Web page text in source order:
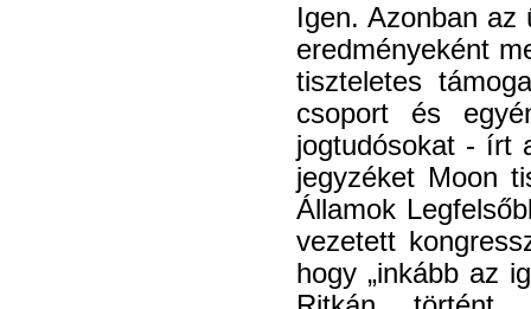
Igen. Azonban az
eredményeként
tiszteletes
csoport és
jogtudósokat - írt
jegyzéket Moon
Államok
vezetett
hogy „inkább az